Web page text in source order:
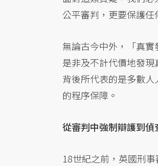
公平審判，更要保護任
無論古今中外，「真
是非及不計代價地發
背後所代表的是多數
的程序保障。
從審判中強制辯護到偵
18世紀之前，英國刑